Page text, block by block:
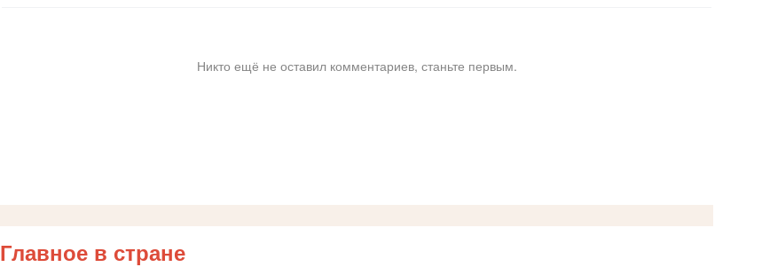
Никто ещё не оставил комментариев, станьте первым.
Главное в стране